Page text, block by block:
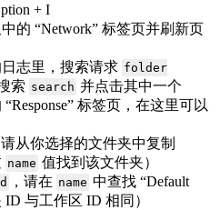
+ I
的 “Network” 标签页并刷新页
志里，搜索请求 folder
索 search 并点击其中一个
标签页，在这里可以
请从你选择的文件夹中复制
name 值找到该文件夹）
，请在 name 中查找 “Default
与工作区 ID 相同）